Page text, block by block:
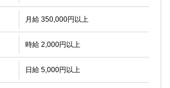
月給 350,000円以上
時給 2,000円以上
日給 5,000円以上
浅草
幡ヶ谷
小岩
西麻布